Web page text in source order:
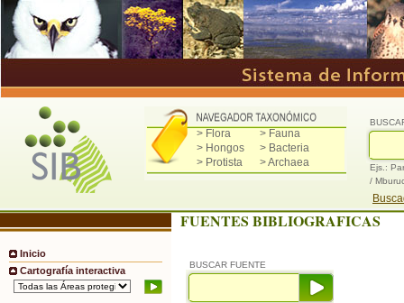
> Flora
> Fauna
> Hongos
> Bacteria
> Protista
> Archaea
Ejs.:
/
Inicio
Cartografía interactiva
FUENTES BIBLIOGRAFICAS
BUSCAR FUENTE